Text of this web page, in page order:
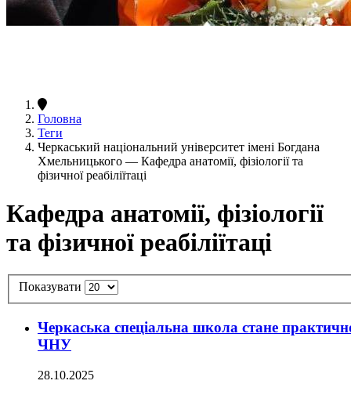
Головна
Теги
Черкаський національний університет імені Богдана
Хмельницького — Кафедра анатомії, фізіології та
фізичної реабіліїтаці
Кафедра анатомії, фізіології
та фізичної реабіліїтаці
Показувати
Черкаська спеціальна школа стане
ЧНУ
28.10.2025